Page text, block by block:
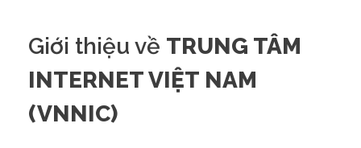
Giới thiệu về TRUNG TÂM
INTERNET VIỆT NAM
(VNNIC)